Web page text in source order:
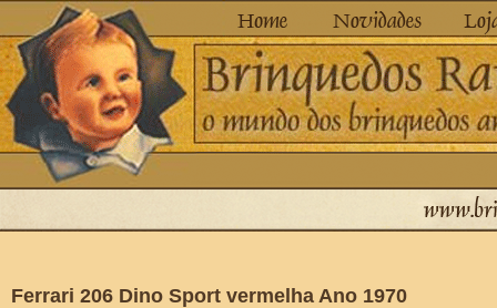
Ferrari 206 Dino Sport vermelha Ano 1970